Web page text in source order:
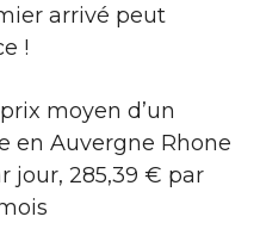
arrivé peut
!
moyen d’un
en Auvergne Rhone
jour, 285,39 € par